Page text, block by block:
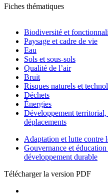
Fiches thématiques
Biodiversité et
Paysage et cadre de vie
Eau
Sols et sous-sols
Qualité de l’air
Bruit
Risques naturels et
Déchets
Énergies
Développement
déplacements
Adaptation et lutte contre
Gouvernance et
développement durable
Télécharger la version PDF